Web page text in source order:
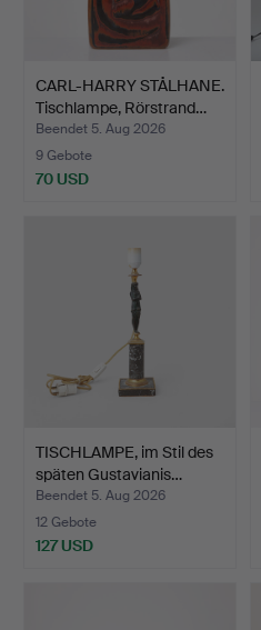
CARL-HARRY STÅLHANE.
Tischlampe, Rörstrand…
Beendet 5. Aug 2026
9 Gebote
70 USD
TISCHLAMPE, im Stil des
späten Gustavianis…
Beendet 5. Aug 2026
12 Gebote
127 USD